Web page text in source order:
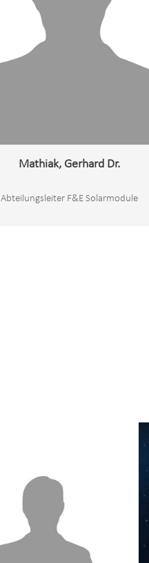
Mathiak, Gerhard Dr.
Abteilungsleiter F&E Solarmodule